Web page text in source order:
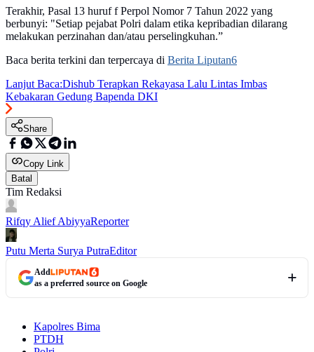
Terakhir, Pasal 13 huruf f Perpol Nomor 7 Tahun 2022 yang
berbunyi: "Setiap pejabat Polri dalam etika kepribadian dilarang
melakukan perzinahan dan/atau perselingkuhan.”
Baca berita terkini dan terpercaya di Berita Liputan6
Lanjut Baca:Dishub Terapkan Rekayasa Lalu Lintas Imbas
Kebakaran Gedung Bapenda DKI
Share
Copy Link
Batal
Tim Redaksi
Rifqy Alief AbiyyaReporter
Putu Merta Surya PutraEditor
Add
as a preferred source on Google
Kapolres Bima
PTDH